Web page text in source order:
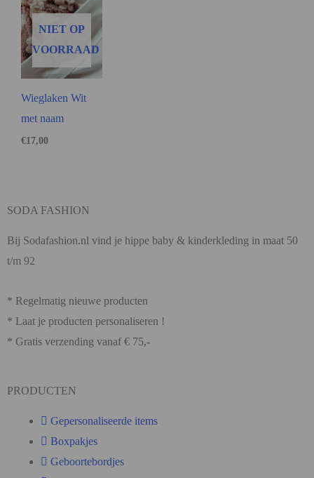
NIET OP
VOORRAAD
Wieglaken Wit
met naam
€17,00
SODA FASHION
Bij Sodafashion.nl vind je hippe baby & kinderkleding in maat 50
t/m 92
* Regelmatig nieuwe producten
* Laat je producten personaliseren !
* Gratis verzending vanaf € 75,-
PRODUCTEN
Gepersonaliseerde items
Boxpakjes
Geboortebordjes